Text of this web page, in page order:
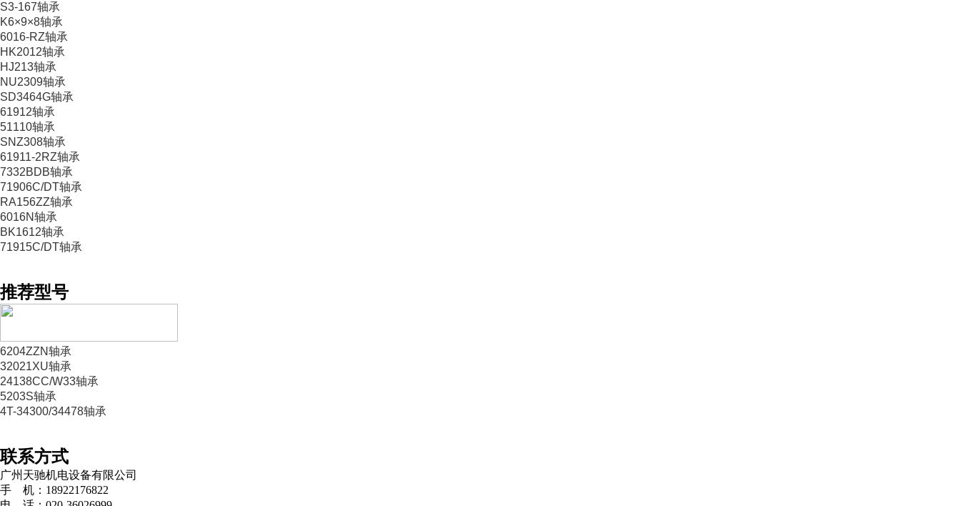
S3-167轴承
K6×9×8轴承
6016-RZ轴承
HK2012轴承
HJ213轴承
NU2309轴承
SD3464G轴承
61912轴承
51110轴承
SNZ308轴承
61911-2RZ轴承
7332BDB轴承
71906C/DT轴承
RA156ZZ轴承
6016N轴承
BK1612轴承
71915C/DT轴承
推荐型号
6204ZZN轴承
32021XU轴承
24138CC/W33轴承
5203S轴承
4T-34300/34478轴承
联系方式
广州天驰机电设备有限公司
手 机：18922176822